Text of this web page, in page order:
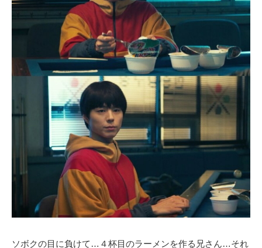
ソボクの目に負けて…４杯目のラーメンを作る兄さん…それ